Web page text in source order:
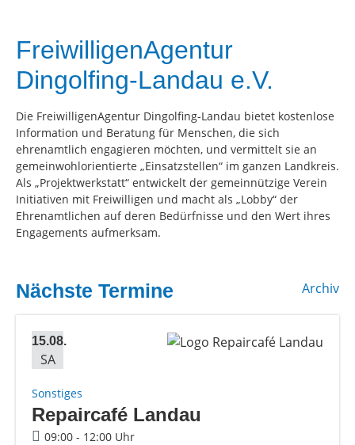
FreiwilligenAgentur
Dingolfing-Landau e.V.
Die FreiwilligenAgentur Dingolfing-Landau bietet kostenlose
Information und Beratung für Menschen, die sich
ehrenamtlich engagieren möchten, und vermittelt sie an
gemeinwohlorientierte „Einsatzstellen“ im ganzen Landkreis.
Als „Projektwerkstatt“ ent­wickelt der gemeinnützige Verein
Initiativen mit Freiwilligen und macht als „Lobby“ der
Ehrenamtlichen auf deren Bedürfnisse und den Wert ihres
Engagements aufmerksam.
Nächste Termine Archiv
15.08.
SA
Sonstiges
Repaircafé Landau
09:00 - 12:00 Uhr